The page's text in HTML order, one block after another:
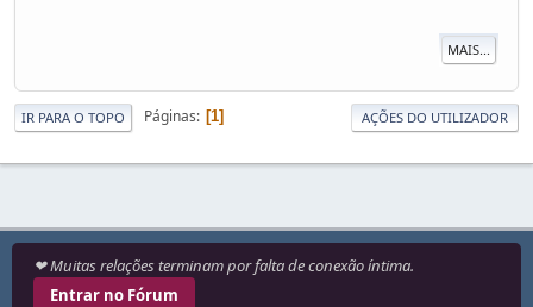
MAIS...
IR PARA O TOPO Páginas 1 AÇÕES DO UTILIZADOR
❤ Muitas relações terminam por falta de conexão íntima.
Entrar no Fórum